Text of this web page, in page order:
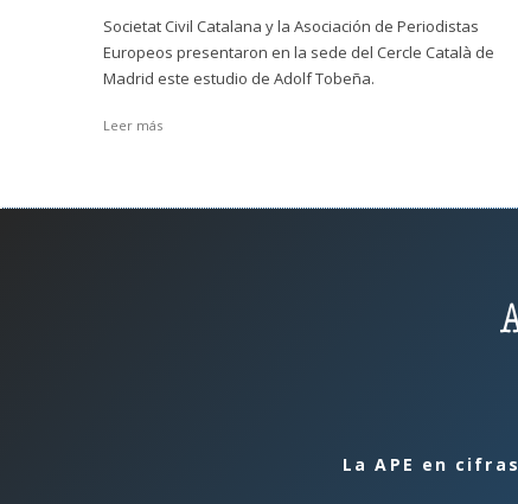
Societat Civil Catalana y la Asociación de Periodistas
Europeos presentaron en la sede del Cercle Català de
Madrid este estudio de Adolf Tobeña.
Leer más
La APE en cifras